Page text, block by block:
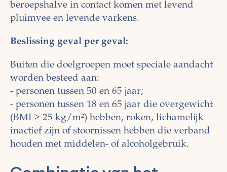
beroepshalve in contact komen met levend
pluimvee en levende varkens.
Beslissing geval per geval:
Buiten die doelgroepen moet speciale aandacht
worden besteed aan:
- personen tussen 50 en 65 jaar;
- personen tussen 18 en 65 jaar die overgewicht
(BMI ≥ 25 kg/m²) hebben, roken, lichamelijk
inactief zijn of stoornissen hebben die verband
houden met middelen- of alcoholgebruik.